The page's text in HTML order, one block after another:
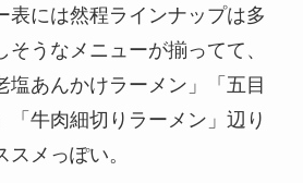
表には然程ラインナップは多
そうなメニューが揃ってて、
塩あんかけラーメン」「五目
「牛肉細切りラーメン」辺り
メっぽい。